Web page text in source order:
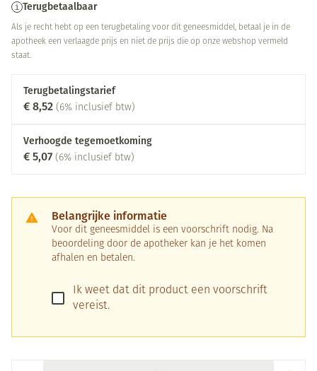
Terugbetaalbaar
Als je recht hebt op een terugbetaling voor dit geneesmiddel, betaal je in de
apotheek een verlaagde prijs en niet de prijs die op onze webshop vermeld
staat.
Terugbetalingstarief
€ 8,52 (6% inclusief btw)
Verhoogde tegemoetkoming
€ 5,07 (6% inclusief btw)
Belangrijke informatie
Voor dit geneesmiddel is een voorschrift nodig. Na
beoordeling door de apotheker kan je het komen
afhalen en betalen.
Ik weet dat dit product een voorschrift
vereist.